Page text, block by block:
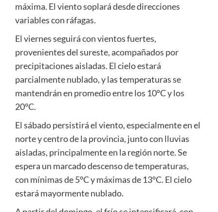
máxima. El viento soplará desde direcciones
variables con ráfagas.
El viernes seguirá con vientos fuertes,
provenientes del sureste, acompañados por
precipitaciones aisladas. El cielo estará
parcialmente nublado, y las temperaturas se
mantendrán en promedio entre los 10°C y los
20°C.
El sábado persistirá el viento, especialmente en el
norte y centro de la provincia, junto con lluvias
aisladas, principalmente en la región norte. Se
espera un marcado descenso de temperaturas,
con mínimas de 5°C y máximas de 13°C. El cielo
estará mayormente nublado.